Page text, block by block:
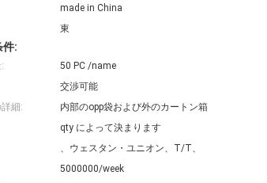
made in China
東
件:
50 PC /name
交渉可能
細:
内部のopp袋および外のカートン箱
qty によって決まります
、ウェスタン・ユニオン、T/T、
5000000/week